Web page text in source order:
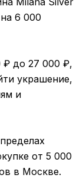
6 000
₽ до 27 000 ₽,
украшение,
и
от 5 000
в Москве.